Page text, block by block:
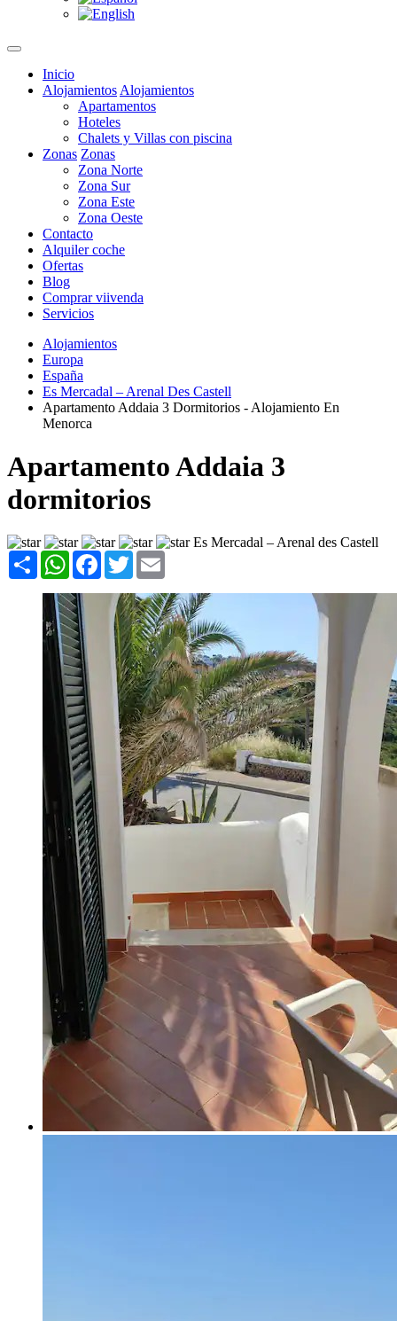
Inicio
Alojamientos Alojamientos
Apartamentos
Hoteles
Chalets y Villas con piscina
Zonas Zonas
Zona Norte
Zona Sur
Zona Este
Zona Oeste
Contacto
Alquiler coche
Ofertas
Blog
Comprar viivenda
Servicios
Alojamientos
Europa
España
Es Mercadal – Arenal Des Castell
Apartamento Addaia 3 Dormitorios - Alojamiento En
Menorca
Apartamento Addaia 3
dormitorios
Es Mercadal – Arenal des Castell
Share WhatsAppFacebook
Twitter